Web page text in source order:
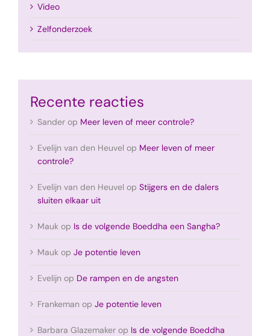
Video
Zelfonderzoek
Recente reacties
Sanderop Meer leven of meer controle?
Evelijn van den Heuvel op Meer leven of meer
controle?
Evelijn van den Heuvel op Stijgers en de dalers
sluiten elkaar uit
Mauk op Is de volgende Boeddha een Sangha?
Mauk op Je potentie leven
Evelijn op De rampen en de angsten
Frankeman op Je potentie leven
Barbara Glazemakerop Is de volgende Boeddha